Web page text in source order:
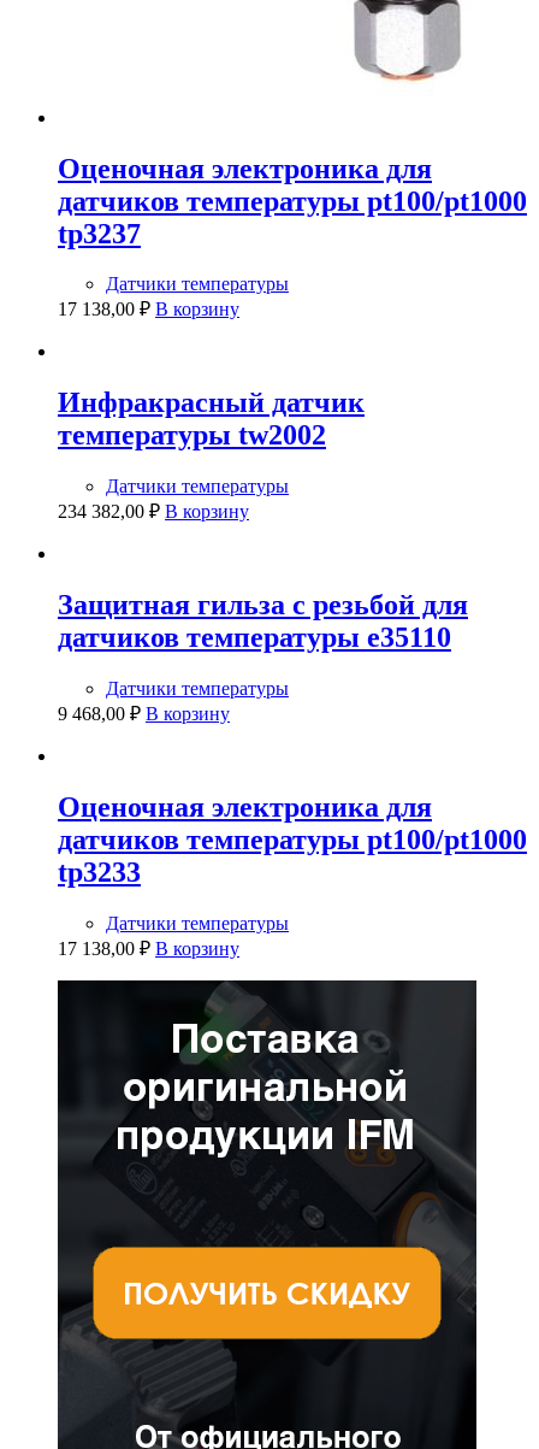
Оценочная электроника для
датчиков температуры pt100/pt1000
tp3237
Датчики температуры
17 138,00 ₽ В корзину
Инфракрасный датчик
температуры tw2002
Датчики температуры
234 382,00 ₽ В корзину
Защитная гильза с резьбой для
датчиков температуры e35110
Датчики температуры
9 468,00 ₽ В корзину
Оценочная электроника для
датчиков температуры pt100/pt1000
tp3233
Датчики температуры
17 138,00 ₽ В корзину